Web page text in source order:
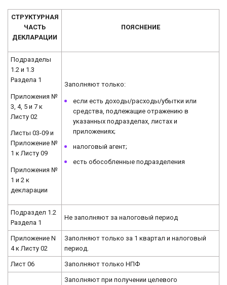
СТРУКТУРНАЯ
ЧАСТЬ
ДЕКЛАРАЦИИ
ПОЯСНЕНИЕ
Подразделы
1.2 и 1.3
Раздела 1
Приложения №
3, 4, 5 и 7 к
Листу 02
Листы 03-09 и
Приложение №
1 к Листу 09
Приложения №
1 и 2 к
декларации
Заполняют только:
если есть доходы/расходы/убытки или
средства, подлежащие отражению в
указанных подразделах, листах и
приложениях;
налоговый агент;
есть обособленные подразделения
Подраздел 1.2
Раздела 1
Не заполняют за налоговый период
Приложение N
4 к Листу 02
Заполняют только за 1 квартал и налоговый
период.
Лист 06 Заполняют только НПФ
Заполняют при получении целевого